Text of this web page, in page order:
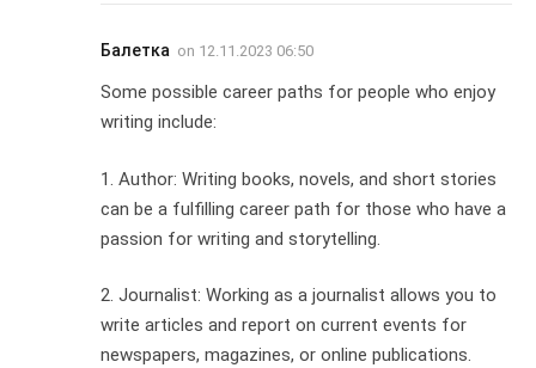
Балетка on 12.11.2023 06:50
Some possible career paths for people who enjoy
writing include:
1. Author: Writing books, novels, and short stories
can be a fulfilling career path for those who have a
passion for writing and storytelling.
2. Journalist: Working as a journalist allows you to
write articles and report on current events for
newspapers, magazines, or online publications.